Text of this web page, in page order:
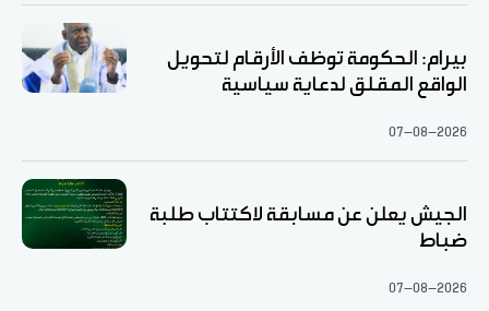
بيرام: الحكومة توظف الأرقام لتحويل
الواقع المقلق لدعاية سياسية
07-08-2026
الجيش يعلن عن مسابقة لاكتتاب طلبة
ضباط
07-08-2026